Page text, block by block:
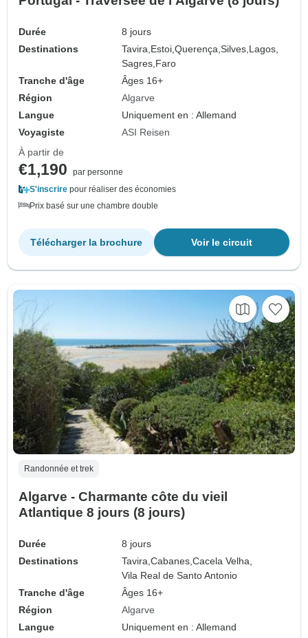
Durée
8 jours
Destinations
Tavira,Estoi,Querença,Silves,Lagos,
Sagres,Faro
Tranche d'âge
Âges 16+
Région
Algarve
Langue
Uniquement en : Allemand
Voyagiste
ASI Reisen
À partir de
€1,190
par personne
S'inscrire pour réaliser des économies
Prix basé sur une chambre double
Voir le circuit
Télécharger la brochure
Randonnée et trek
Algarve - Charmante côte du vieil
Atlantique 8 jours (8 jours)
Durée
8 jours
Destinations
Tavira,Cabanes,Cacela Velha,
Vila Real de Santo Antonio
Tranche d'âge
Âges 16+
Région
Algarve
Langue
Uniquement en : Allemand